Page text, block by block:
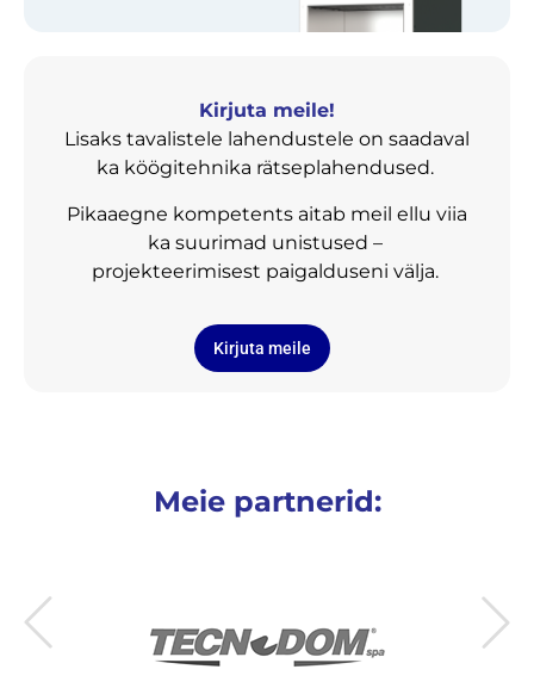
Kirjuta meile!
Lisaks tavalistele lahendustele on saadaval
ka köögitehnika rätseplahendused.
Pikaaegne kompetents aitab meil ellu viia
ka suurimad unistused –
projekteerimisest paigalduseni välja.
Kirjuta meile
Meie partnerid: